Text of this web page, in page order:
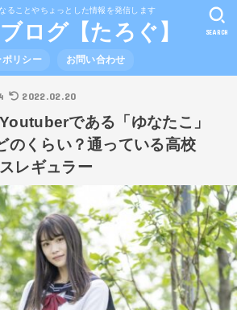
ることやちょっとした情報を発信します
ログ【たろぐ】
ポリシー お問い合わせ
SEARCH
2022.02.20
である「ゆなたこ」
のくらい？通っている高校
レギュラー